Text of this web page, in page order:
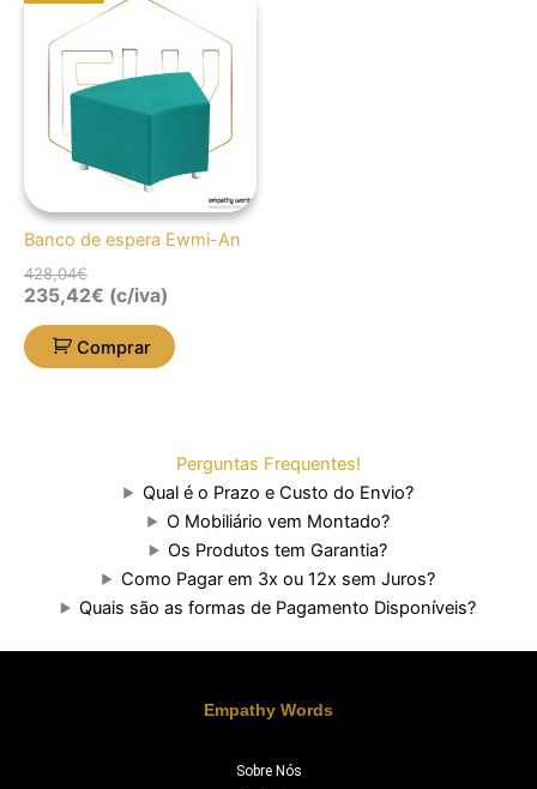
Banco de espera Ewmi-An
428,04€
preço
original
era:
428,04€.
preço
atual
é:
235,42€.
235,42€ (c/iva)
Comprar
Perguntas Frequentes!
Qual é o Prazo e Custo do Envio?
O Mobiliário vem Montado?
Os Produtos tem Garantia?
Como Pagar em 3x ou 12x sem Juros?
Quais são as formas de Pagamento Disponíveis?
Empathy Words
Sobre Nós